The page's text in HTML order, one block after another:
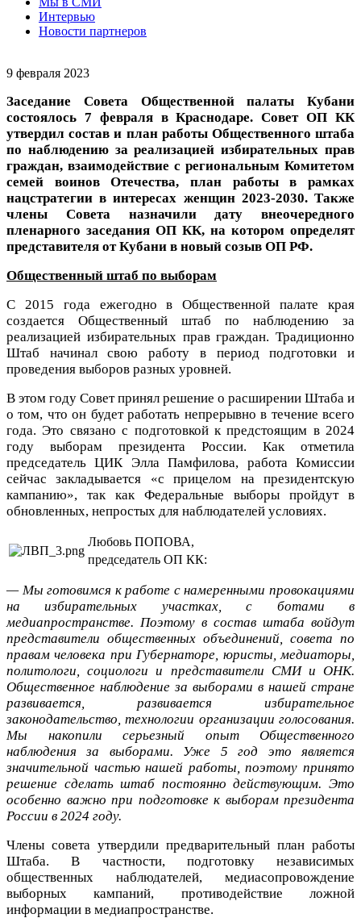
Интервью
Новости партнеров
9 февраля 2023
Заседание Совета Общественной палаты Кубани
состоялось 7 февраля в Краснодаре. Совет ОП КК
утвердил состав и план работы Общественного штаба
по наблюдению за реализацией избирательных прав
граждан, взаимодействие с региональным Комитетом
семей воинов Отечества, план работы в рамках
нацстратегии в интересах женщин 2023-2030. Также
члены Совета назначили дату внеочередного
пленарного заседания ОП КК, на котором определят
представителя от Кубани в новый созыв ОП РФ.
Общественный штаб по выборам
С 2015 года ежегодно в Общественной палате края
создается Общественный штаб по наблюдению за
реализацией избирательных прав граждан. Традиционно
Штаб начинал свою работу в период подготовки и
проведения выборов разных уровней.
В этом году Совет принял решение о расширении Штаба и
о том, что он будет работать непрерывно в течение всего
года. Это связано с подготовкой к предстоящим в 2024
году выборам президента России. Как отметила
председатель ЦИК Элла Памфилова, работа Комиссии
сейчас закладывается «с прицелом на президентскую
кампанию», так как Федеральные выборы пройдут в
обновленных, непростых для наблюдателей условиях.
Любовь ПОПОВА,
председатель ОП КК:
— Мы готовимся к работе с намеренными провокациями
на избирательных участках, с ботами в
медиапространстве. Поэтому в состав штаба войдут
представители общественных объединений, совета по
правам человека при Губернаторе, юристы, медиаторы,
политологи, социологи и представители СМИ и ОНК.
Общественное наблюдение за выборами в нашей стране
развивается, развивается избирательное
законодательство, технологии организации голосования.
Мы накопили серьезный опыт Общественного
наблюдения за выборами. Уже 5 год это является
значительной частью нашей работы, поэтому принято
решение сделать штаб постоянно действующим. Это
особенно важно при подготовке к выборам президента
России в 2024 году.
Члены совета утвердили предварительный план работы
Штаба. В частности, подготовку независимых
общественных наблюдателей, медиасопровождение
выборных кампаний, противодействие ложной
информации в медиапространстве.